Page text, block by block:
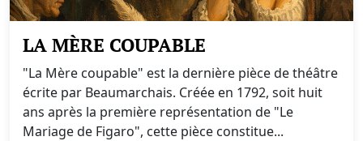
LA MÈRE COUPABLE
"La Mère coupable" est la dernière pièce de théâtre
écrite par Beaumarchais. Créée en 1792, soit huit
ans après la première représentation de "Le
Mariage de Figaro", cette pièce constitue...